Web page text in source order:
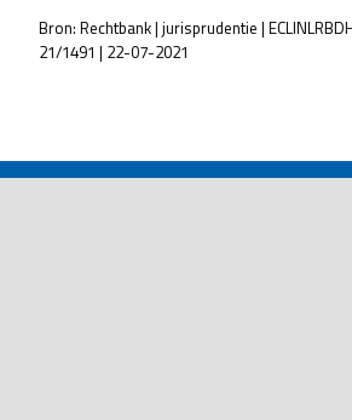
Bron: Rechtbank | jurisprudentie |
21/1491 | 22-07-2021
NAVIGATION